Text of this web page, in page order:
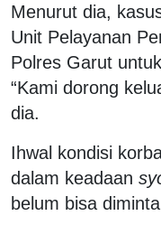
Menurut dia,
Unit Pelayanan
Polres Garut
“Kami dorong
dia.
Ihwal kondisi
dalam keadaan
belum bisa